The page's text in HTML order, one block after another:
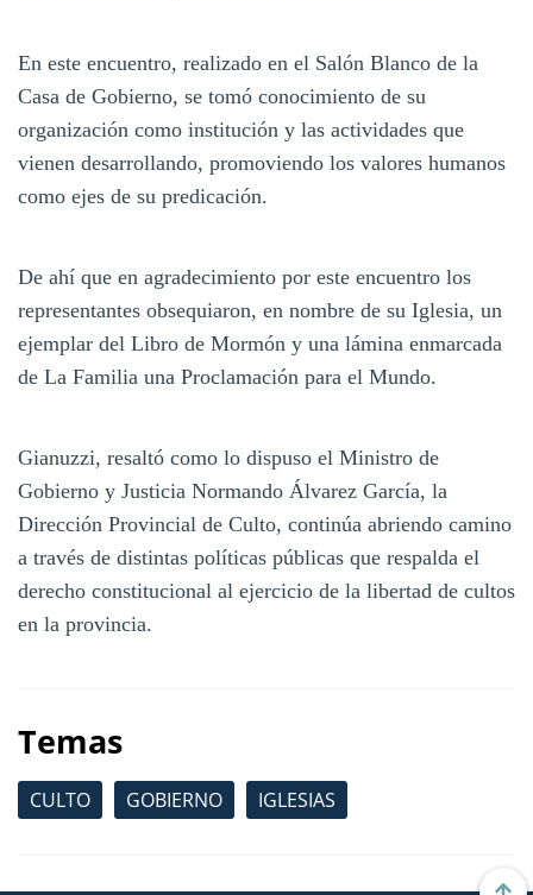
En este encuentro, realizado en el Salón Blanco de la
Casa de Gobierno, se tomó conocimiento de su
organización como institución y las actividades que
vienen desarrollando, promoviendo los valores humanos
como ejes de su predicación.
De ahí que en agradecimiento por este encuentro los
representantes obsequiaron, en nombre de su Iglesia, un
ejemplar del Libro de Mormón y una lámina enmarcada
de La Familia una Proclamación para el Mundo.
Gianuzzi, resaltó como lo dispuso el Ministro de
Gobierno y Justicia Normando Álvarez García, la
Dirección Provincial de Culto, continúa abriendo camino
a través de distintas políticas públicas que respalda el
derecho constitucional al ejercicio de la libertad de cultos
en la provincia.
Temas
CULTO GOBIERNO IGLESIAS